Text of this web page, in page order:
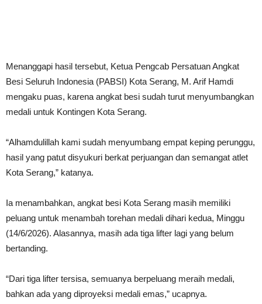
Menanggapi hasil tersebut, Ketua Pengcab Persatuan Angkat
Besi Seluruh Indonesia (PABSI) Kota Serang, M. Arif Hamdi
mengaku puas, karena angkat besi sudah turut menyumbangkan
medali untuk Kontingen Kota Serang.
“Alhamdulillah kami sudah menyumbang empat keping perunggu,
hasil yang patut disyukuri berkat perjuangan dan semangat atlet
Kota Serang,” katanya.
Ia menambahkan, angkat besi Kota Serang masih memiliki
peluang untuk menambah torehan medali dihari kedua, Minggu
(14/6/2026). Alasannya, masih ada tiga lifter lagi yang belum
bertanding.
“Dari tiga lifter tersisa, semuanya berpeluang meraih medali,
bahkan ada yang diproyeksi medali emas,” ucapnya.